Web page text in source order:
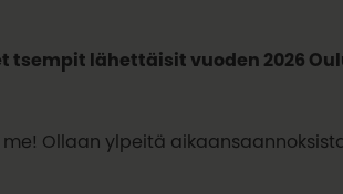
tsempit lähettäisit vuoden 2026
me! Ollaan ylpeitä